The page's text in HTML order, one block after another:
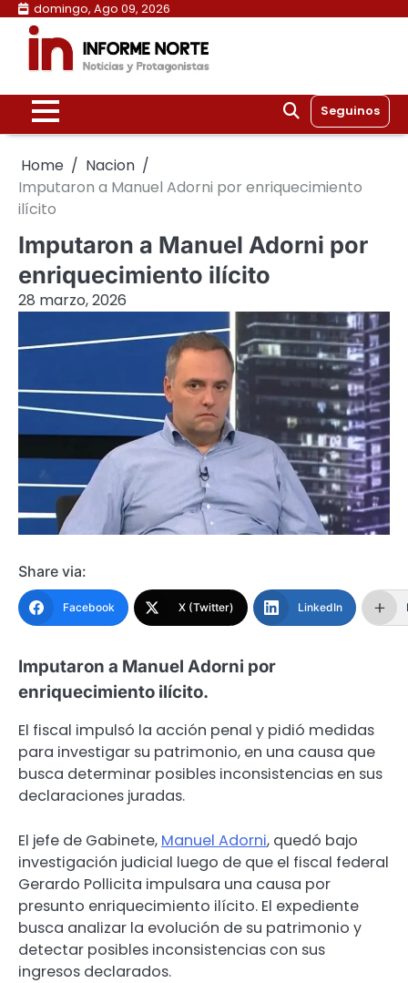
Skip
content
domingo, Ago 09, 2026
Seguinos
Home
Nacion
Imputaron a Manuel Adorni por enriquecimiento
ilícito
Imputaron a Manuel Adorni por
enriquecimiento ilícito
28 marzo, 2026
Share via:
Facebook X (Twitter) LinkedIn
Imputaron a Manuel Adorni por
enriquecimiento ilícito.
El fiscal impulsó la acción penal y pidió medidas
para investigar su patrimonio, en una causa que
busca determinar posibles inconsistencias en sus
declaraciones juradas.
El jefe de Gabinete, Manuel Adorni, quedó bajo
investigación judicial luego de que el fiscal federal
Gerardo Pollicita impulsara una causa por
presunto enriquecimiento ilícito. El expediente
busca analizar la evolución de su patrimonio y
detectar posibles inconsistencias con sus
ingresos declarados.